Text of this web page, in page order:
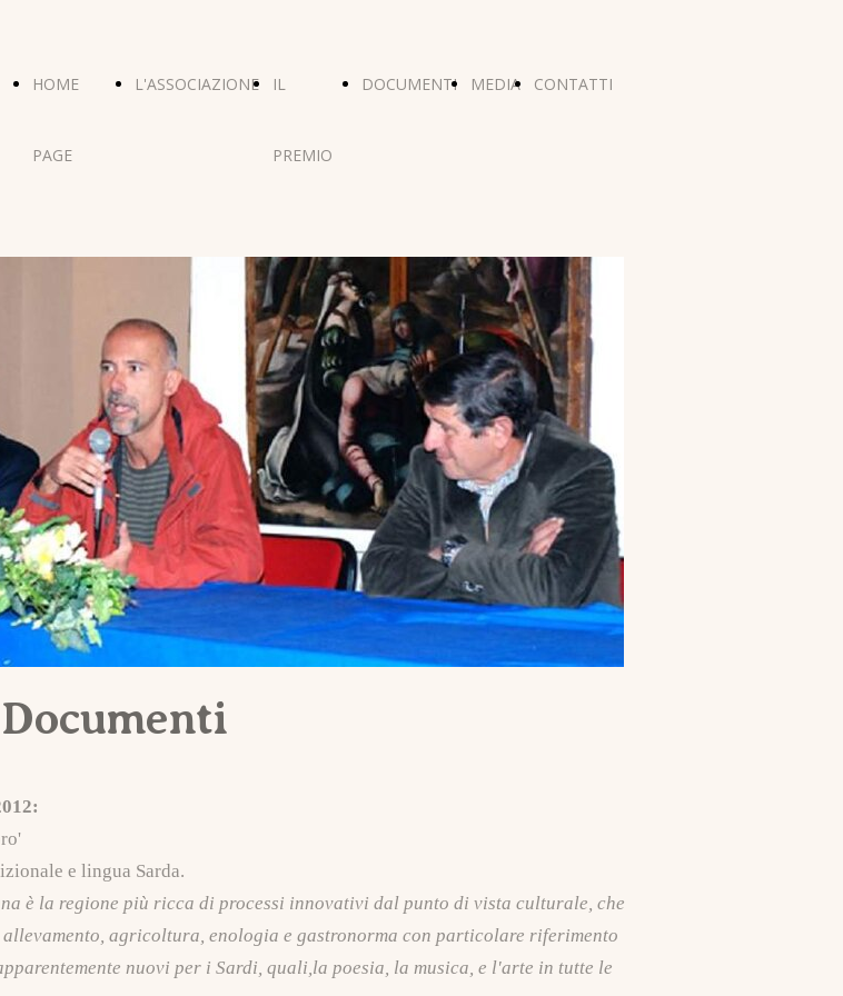
HOME
PAGE
L'ASSOCIAZIONE IL
PREMIO
DOCUMENTI MEDIA CONTATTI
Documenti
e lingua Sarda.
è la regione più ricca di processi innovativi dal punto di vista culturale, che
agricoltura, enologia e gastronorma con particolare riferimento
nuovi per i Sardi, quali,la poesia, la musica, e l'arte in tutte le